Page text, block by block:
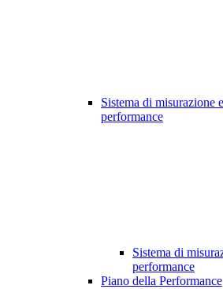
Sistema di misurazione
performance
Sistema di
performance
Piano della Performance